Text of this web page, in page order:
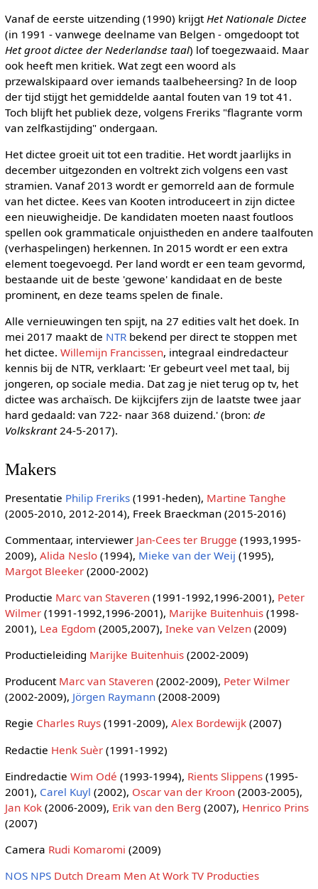
Vanaf de eerste uitzending (1990) krijgt Het Nationale Dictee
(in 1991 - vanwege deelname van Belgen - omgedoopt tot
Het groot dictee der Nederlandse taal) lof toegezwaaid. Maar
ook heeft men kritiek. Wat zegt een woord als
przewalskipaard over iemands taalbeheersing? In de loop
der tijd stijgt het gemiddelde aantal fouten van 19 tot 41.
Toch blijft het publiek deze, volgens Freriks "flagrante vorm
van zelfkastijding" ondergaan.
Het dictee groeit uit tot een traditie. Het wordt jaarlijks in
december uitgezonden en voltrekt zich volgens een vast
stramien. Vanaf 2013 wordt er gemorreld aan de formule
van het dictee. Kees van Kooten introduceert in zijn dictee
een nieuwigheidje. De kandidaten moeten naast foutloos
spellen ook grammaticale onjuistheden en andere taalfouten
(verhaspelingen) herkennen. In 2015 wordt er een extra
element toegevoegd. Per land wordt er een team gevormd,
bestaande uit de beste 'gewone' kandidaat en de beste
prominent, en deze teams spelen de finale.
Alle vernieuwingen ten spijt, na 27 edities valt het doek. In
mei 2017 maakt de NTRbekend per direct te stoppen met
het dictee. Willemijn Francissen, integraal eindredacteur
kennis bij de NTR, verklaart: 'Er gebeurt veel met taal, bij
jongeren, op sociale media. Dat zag je niet terug op tv, het
dictee was archaïsch. De kijkcijfers zijn de laatste twee jaar
hard gedaald: van 722- naar 368 duizend.' (bron: de
Volkskrant24-5-2017).
Makers
Presentatie Philip Freriks(1991-heden), Martine Tanghe
(2005-2010, 2012-2014), Freek Braeckman (2015-2016)
Commentaar, interviewer Jan-Cees ter Brugge (1993,1995-
2009), Alida Neslo(1994), Mieke van der Weij (1995),
Margot Bleeker(2000-2002)
Productie Marc van Staveren(1991-1992,1996-2001), Peter
Wilmer(1991-1992,1996-2001), Marijke Buitenhuis(1998-
2001), Lea Egdom (2005,2007), Ineke van Velzen(2009)
Productieleiding Marijke Buitenhuis(2002-2009)
Producent Marc van Staveren(2002-2009), Peter Wilmer
(2002-2009), Jörgen Raymann(2008-2009)
Regie Charles Ruys(1991-2009), Alex Bordewijk(2007)
Redactie Henk Suèr(1991-1992)
Eindredactie Wim Odé (1993-1994), Rients Slippens(1995-
2001), Carel Kuyl (2002), Oscar van der Kroon(2003-2005),
Jan Kok(2006-2009), Erik van den Berg (2007), Henrico Prins
(2007)
Camera Rudi Komaromi (2009)
NOS NPS Dutch Dream Men At Work TV Producties